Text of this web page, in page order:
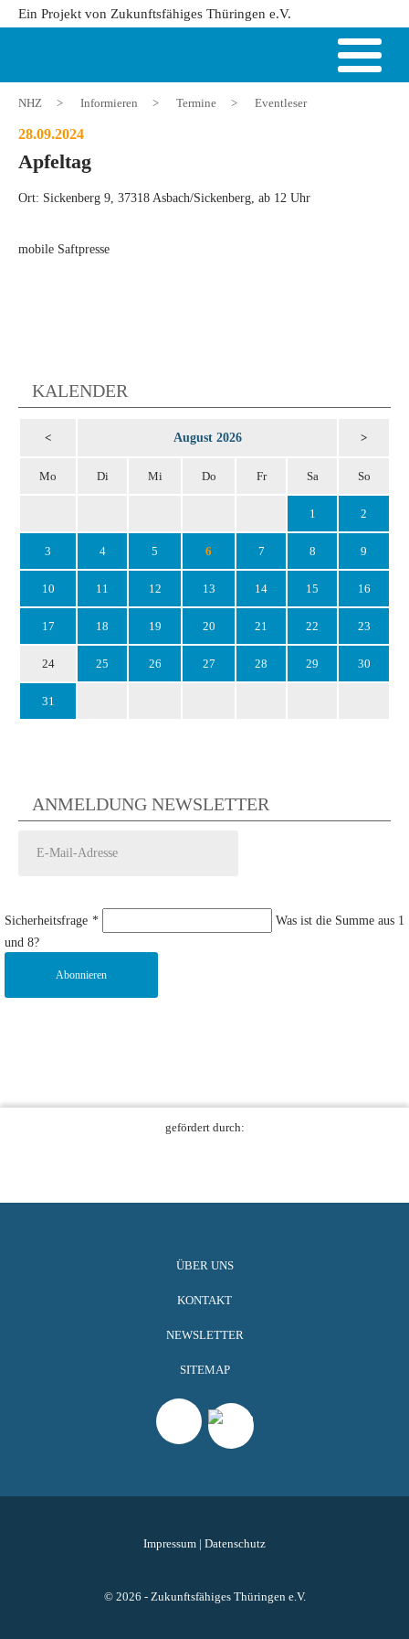
Ein Projekt von Zukunftsfähiges Thüringen e.V.
NHZ > Informieren > Termine > Eventleser
28.09.2024
Apfeltag
Ort: Sickenberg 9, 37318 Asbach/Sickenberg, ab 12 Uhr
mobile Saftpresse
KALENDER
< August 2026 >
Mo Di Mi Do Fr Sa So
1 2
3 4 5 6 7 8 9
10 11 12 13 14 15 16
17 18 19 20 21 22 23
24 25 26 27 28 29 30
31
ANMELDUNG NEWSLETTER
Sicherheitsfrage *
Was ist die Summe aus 1
und 8?
Abonnieren
gefördert durch:
ÜBER UNS
KONTAKT
NEWSLETTER
SITEMAP
Impressum | Datenschutz
© 2026 - Zukunftsfähiges Thüringen e.V.